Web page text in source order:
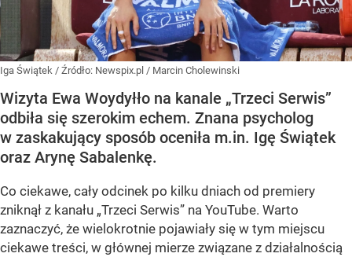
Iga Świątek / Źródło: Newspix.pl / Marcin Cholewinski
Wizyta Ewa Woydyłło na kanale „Trzeci Serwis”
odbiła się szerokim echem. Znana psycholog
w zaskakujący sposób oceniła m.in. Igę Świątek
oraz Arynę Sabalenkę.
Co ciekawe, cały odcinek po kilku dniach od premiery
zniknął z kanału „Trzeci Serwis” na YouTube. Warto
zaznaczyć, że wielokrotnie pojawiały się w tym miejscu
ciekawe treści, w głównej mierze związane z działalnością